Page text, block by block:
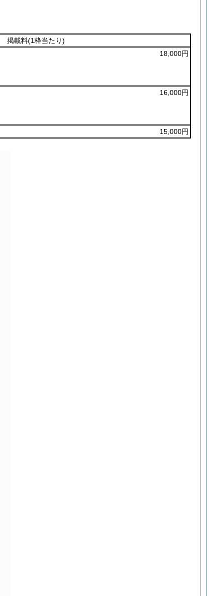
掲載料(1枠当たり)
18,000円
16,000円
15,000円